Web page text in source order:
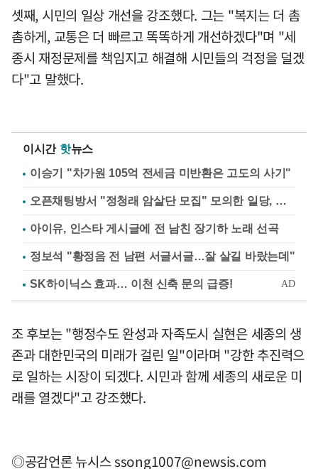
셋째, 시민의 일상 개선을 강조했다. 그는 "복지는 더 촘
촘하게, 교통은 더 빠르고 똑똑하게 개선하겠다"며 "세
종시 재정문제를 책임지고 해결해 시민들의 걱정을 덜겠
다"고 말했다.
이시간 핫뉴스
이승기 "차가원 105억 전세금 미반환은 고도의 사기"
오픈채팅방서 "정청래 암살단 모집" 모의한 일당, 불구속 송치
아이유, 인스타 게시글에 전 남친 장기하 노래 선곡
정보석 "황정음 전 남편 서글서글…잘 살길 바랐는데"
조 후보는 "행정수도 완성과 자족도시 실현은 세종의 생
존과 대한민국의 미래가 걸린 일"이라며 "강한 추진력으
로 일하는 시장이 되겠다. 시민과 함께 세종의 새로운 미
래를 열겠다"고 강조했다.
◎공감언론 뉴시스ssong1007@newsis.com